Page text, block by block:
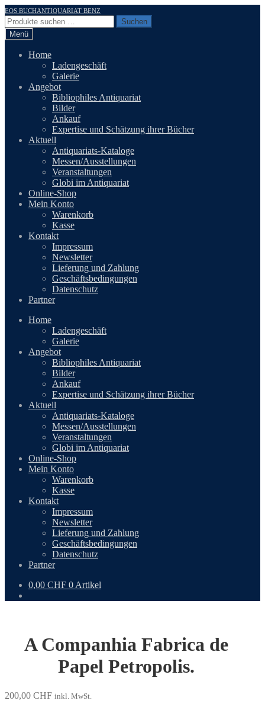
Zur
Navigation
springen
Zum
Inhalt
springen
EOS BUCHANTIQUARIAT BENZ
Suchen
nach:
Suchen
Menü
Home
Ladengeschäft
Galerie
Angebot
Bibliophiles Antiquariat
Bilder
Ankauf
Expertise und Schätzung ihrer Bücher
Aktuell
Antiquariats-Kataloge
Messen/Ausstellungen
Veranstaltungen
Globi im Antiquariat
Online-Shop
Mein Konto
Warenkorb
Kasse
Kontakt
Impressum
Newsletter
Lieferung und Zahlung
Geschäftsbedingungen
Datenschutz
Partner
Home
Ladengeschäft
Galerie
Angebot
Bibliophiles Antiquariat
Bilder
Ankauf
Expertise und Schätzung ihrer Bücher
Aktuell
Antiquariats-Kataloge
Messen/Ausstellungen
Veranstaltungen
Globi im Antiquariat
Online-Shop
Mein Konto
Warenkorb
Kasse
Kontakt
Impressum
Newsletter
Lieferung und Zahlung
Geschäftsbedingungen
Datenschutz
Partner
0,00 CHF 0 Artikel
A Companhia Fabrica de
Papel Petropolis.
200,00 CHF inkl. MwSt.